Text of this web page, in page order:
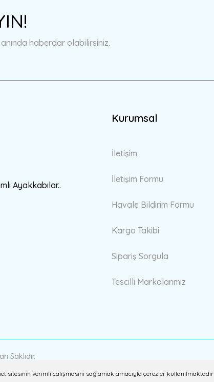
sitesinin verimli çalışmasını sağlamak amacıyla çerezler kullanılmaktadır
haberdar olabilirsiniz.
Ayakkabılar..
Kurumsal
İletişim
İletişim Formu
Havale Bildirim Formu
Kargo Takibi
Sipariş Sorgula
Tescilli Markalarımız
Saklıdır.